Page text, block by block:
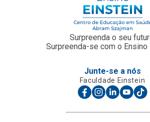
Surpreenda o seu
Surpreenda-se com o Ensino
Junte-se a nós
Faculdade Einstein